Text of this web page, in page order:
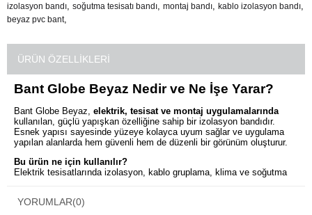
izolasyon bandı, soğutma tesisatı bandı, montaj bandı, kablo izolasyon bandı,
beyaz pvc bant,
ÜRÜN ÖZELLIKLERI
Bant Globe Beyaz Nedir ve Ne İşe Yarar?
Bant Globe Beyaz, elektrik, tesisat ve montaj uygulamalarında
kullanılan, güçlü yapışkan özelliğine sahip bir izolasyon bandıdır.
Esnek yapısı sayesinde yüzeye kolayca uyum sağlar ve uygulama
yapılan alanlarda hem güvenli hem de düzenli bir görünüm oluşturur.
Bu ürün ne için kullanılır?
Elektrik tesisatlarında izolasyon, kablo gruplama, klima ve soğutma
Bant Globe Beyaz’ın Öne Çıkan Faydaları
YORUMLAR(0)